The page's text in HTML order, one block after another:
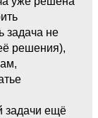
задача не
решения),
задачи ещё